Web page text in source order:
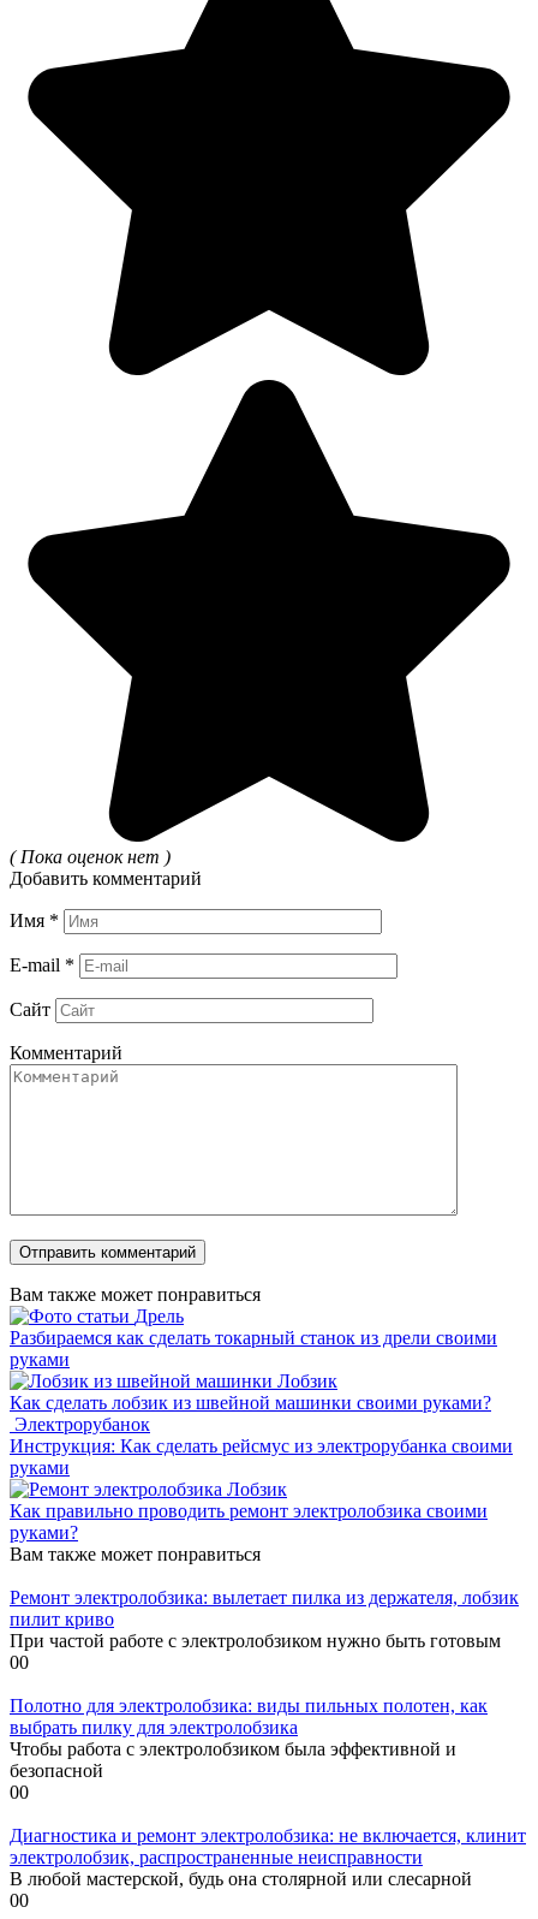
( Пока оценок нет )
Добавить комментарий
Имя *
E-mail *
Сайт
Комментарий
Вам также может понравиться
Дрель
Разбираемся как сделать токарный станок из дрели своими
руками
Лобзик
Как сделать лобзик из швейной машинки своими руками?
Электрорубанок
Инструкция: Как сделать рейсмус из электрорубанка своими
руками
Лобзик
Как правильно проводить ремонт электролобзика своими
руками?
Вам также может понравиться
Ремонт электролобзика: вылетает пилка из держателя, лобзик
пилит криво
При частой работе с электролобзиком нужно быть готовым
00
Полотно для электролобзика: виды пильных полотен, как
выбрать пилку для электролобзика
Чтобы работа с электролобзиком была эффективной и
безопасной
00
Диагностика и ремонт электролобзика: не включается, клинит
электролобзик, распространенные неисправности
В любой мастерской, будь она столярной или слесарной
00